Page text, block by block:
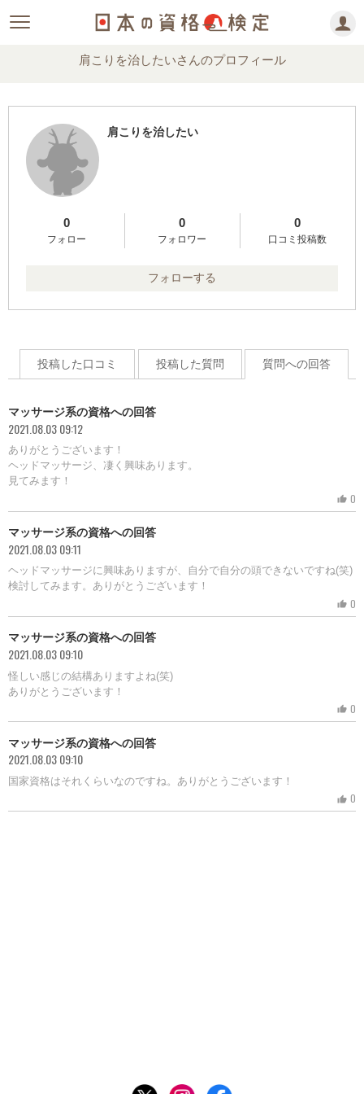
肩こりを治したいさんのプロフィール
肩こりを治したい
0
フォロー
0
フォロワー
0
口コミ投稿数
フォローする
投稿した口コミ 投稿した質問 質問への回答
マッサージ系の資格への回答
2021.08.03 09:12
ありがとうございます！
ヘッドマッサージ、凄く興味あります。
見てみます！
thumb_up 0
マッサージ系の資格への回答
2021.08.03 09:11
ヘッドマッサージに興味ありますが、自分で自分の頭できないですね(笑)
検討してみます。ありがとうございます！
thumb_up 0
マッサージ系の資格への回答
2021.08.03 09:10
怪しい感じの結構ありますよね(笑)
ありがとうございます！
thumb_up 0
マッサージ系の資格への回答
2021.08.03 09:10
国家資格はそれくらいなのですね。ありがとうございます！
thumb_up 0